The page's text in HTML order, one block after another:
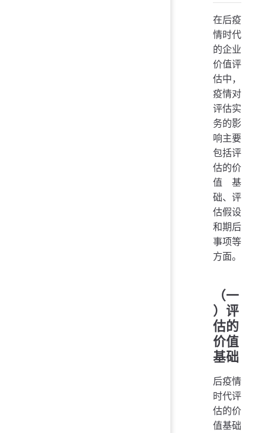
在后疫
情时代
的企业
价值评
估中，
疫情对
评估实
务的影
响主要
包括评
估的价
值基
础、评
估假设
和期后
事项等
方面。
（一
）评
估的
价值
基础
后疫情
时代评
估的价
值基础